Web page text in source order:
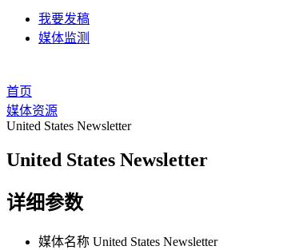
我要发稿
媒体监测
首页
媒体资源
United States Newsletter
United States Newsletter
详细参数
媒体名称 United States Newsletter